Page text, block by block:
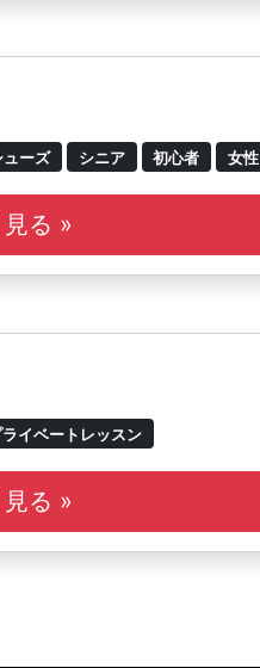
ューズ シニア 初心者 女性
る »
イベートレッスン
る »